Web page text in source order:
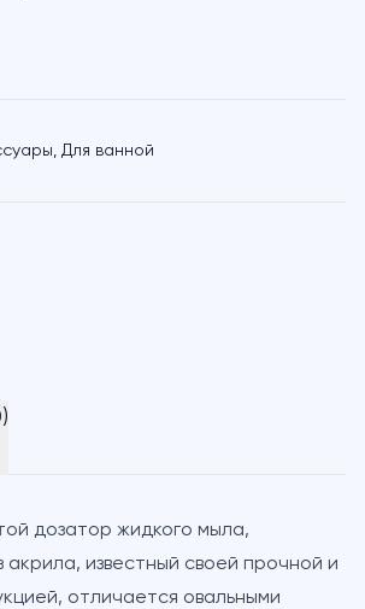
, Для ванной
дозатор жидкого мыла,
акрила, известный своей прочной и
отличается овальными